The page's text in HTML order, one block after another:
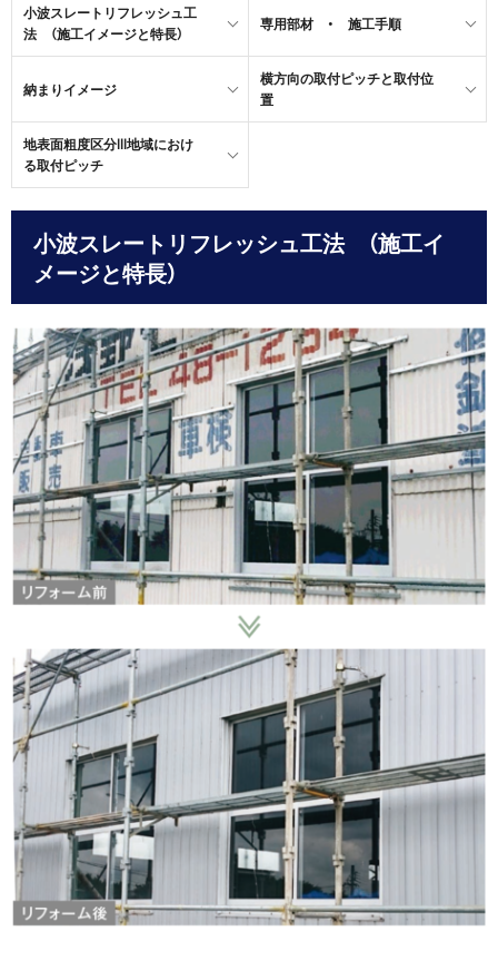
小波スレートリフレッシュ工
法 （施工イメージと特長）
専用部材 ・ 施工手順
納まりイメージ
横方向の取付ピッチと取付位
置
地表面粗度区分III地域におけ
る取付ピッチ
小波スレートリフレッシュ工法 （施工イ
メージと特長）